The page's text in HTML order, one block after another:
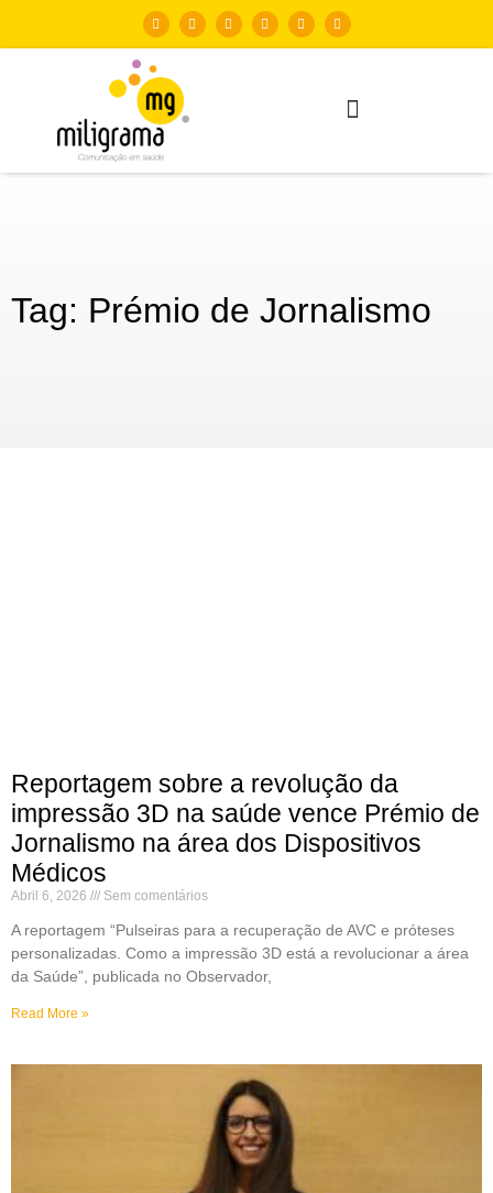
Tag: Prémio de Jornalismo
Reportagem sobre a revolução da
impressão 3D na saúde vence Prémio de
Jornalismo na área dos Dispositivos
Médicos
Abril 6, 2026 Sem comentários
A reportagem “Pulseiras para a recuperação de AVC e próteses
personalizadas. Como a impressão 3D está a revolucionar a área
da Saúde”, publicada no Observador,
Read More »